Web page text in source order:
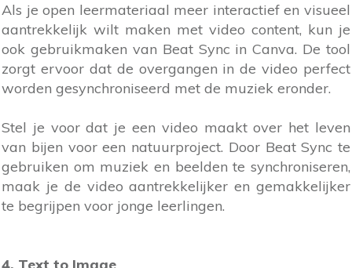
Als je open leermateriaal meer interactief en visueel
aantrekkelijk wilt maken met video content, kun je
ook gebruikmaken van Beat Sync in Canva. De tool
zorgt ervoor dat de overgangen in de video perfect
worden gesynchroniseerd met de muziek eronder.
Stel je voor dat je een video maakt over het leven
van bijen voor een natuurproject. Door Beat Sync te
gebruiken om muziek en beelden te synchroniseren,
maak je de video aantrekkelijker en gemakkelijker
te begrijpen voor jonge leerlingen.